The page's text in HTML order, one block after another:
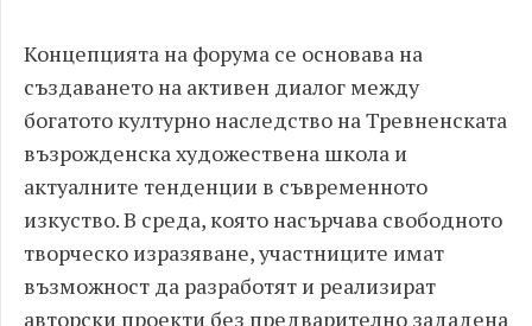
Концепцията на форума се основава на
създаването на активен диалог между
богатото културно наследство на Тревненската
възрожденска художествена школа и
актуалните тенденции в съвременното
изкуство. В среда, която насърчава свободното
творческо изразяване, участниците имат
възможност да разработят и реализират
авторски проекти без предварително зададена